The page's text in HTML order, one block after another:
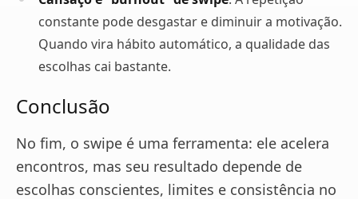
constante pode desgastar e diminuir a motivação.
Quando vira hábito automático, a qualidade das
escolhas cai bastante.
Conclusão
No fim, o swipe é uma ferramenta: ele acelera
encontros, mas seu resultado depende de
escolhas conscientes, limites e consistência no